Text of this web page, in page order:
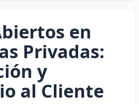
en
Privadas:
y
al Cliente